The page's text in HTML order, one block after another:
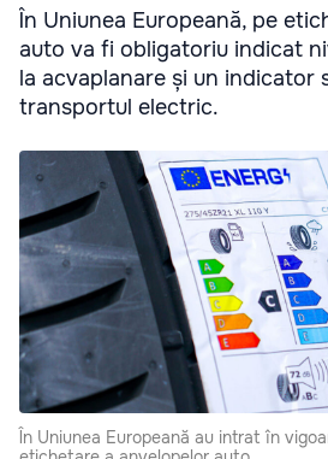
În Uniunea Europeană, pe
auto va fi obligatoriu indicat
la acvaplanare și un indicator
transportul electric.
În Uniunea Europeană au intrat în